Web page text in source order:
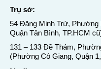
Trụ sở:
54 Đặng Minh Trứ, Phường
Quận Tân Bình, TP.HCM
131 – 133 Đề Thám,
(Phường Cô Giang, Quận